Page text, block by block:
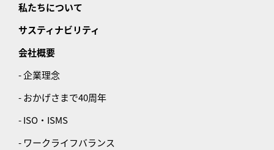
私たちについて
サスティナビリティ
会社概要
- 企業理念
- おかげさまで40周年
- ISO・ISMS
- ワークライフバランス